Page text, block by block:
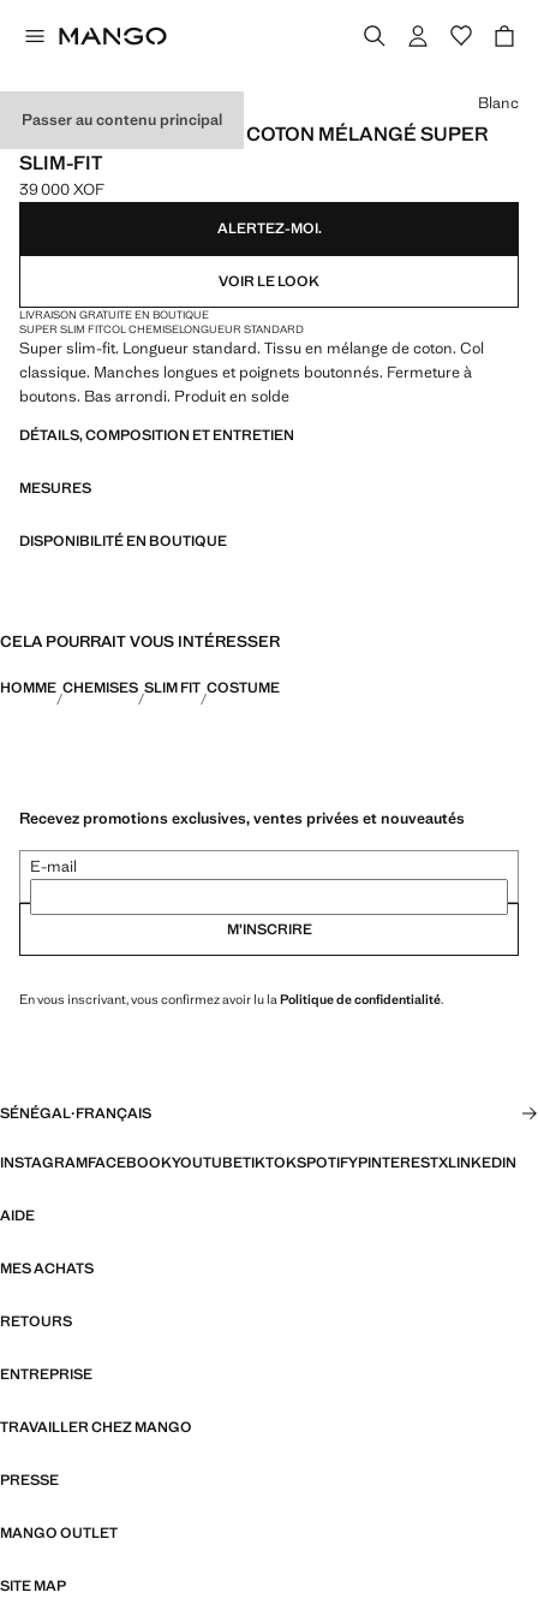
Passer au contenu principal
CHEMISE DE COSTUME COTON MÉLANGÉ SUPER
SLIM-FIT
Prix actuel [39 000 XOF ]
39 000 XOF
Choisissez une couleur
Blanc
ALERTEZ-MOI.
VOIR LE LOOK
LIVRAISON GRATUITE EN BOUTIQUE
SUPER SLIM FITCOL CHEMISELONGUEUR STANDARD
Super slim-fit. Longueur standard. Tissu en mélange de coton. Col
classique. Manches longues et poignets boutonnés. Fermeture à
boutons. Bas arrondi. Produit en solde
DÉTAILS, COMPOSITION ET ENTRETIEN
MESURES
DISPONIBILITÉ EN BOUTIQUE
CELA POURRAIT VOUS INTÉRESSER
HOMME CHEMISES SLIM FIT COSTUME
Recevez promotions exclusives, ventes privées et nouveautés
E-mail
M’INSCRIRE
En vous inscrivant, vous confirmez avoir lu la Politique de confidentialité.
SÉNÉGAL·FRANÇAIS
INSTAGRAMFACEBOOKYOUTUBETIKTOKSPOTIFYPINTERESTXLINKEDIN
AIDE
MES ACHATS
RETOURS
ENTREPRISE
TRAVAILLER CHEZ MANGO
PRESSE
MANGO OUTLET
SITE MAP